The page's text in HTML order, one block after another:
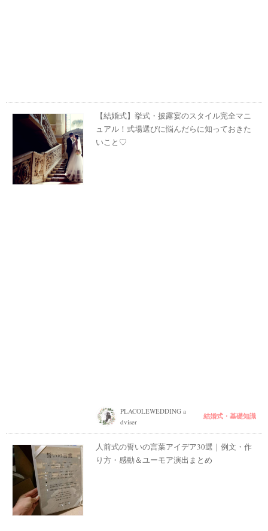
【結婚式】挙式・披露宴のスタイル完全マニ
ュアル！式場選びに悩んだらに知っておきた
いこと♡
PLACOLEWEDDING a
dviser
結婚式・基礎知識
人前式の誓いの言葉アイデア30選｜例文・作
り方・感動＆ユーモア演出まとめ